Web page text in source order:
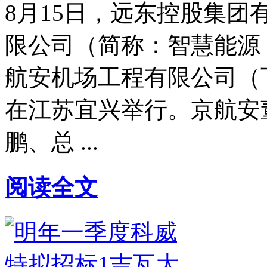
8月15日，远东控股集团
限公司（简称：智慧能
航安机场工程有限公司
在江苏宜兴举行。京航
鹏、总 ...
阅读全文